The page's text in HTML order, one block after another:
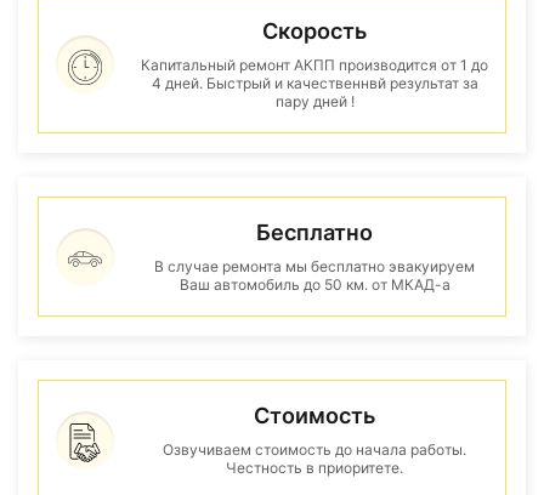
Скорость
Капитальный ремонт АКПП производится от 1 до
4 дней. Быстрый и качественнвй результат за
пару дней !
Бесплатно
В случае ремонта мы бесплатно эвакуируем
Ваш автомобиль до 50 км. от МКАД-а
Стоимость
Озвучиваем стоимость до начала работы.
Честность в приоритете.